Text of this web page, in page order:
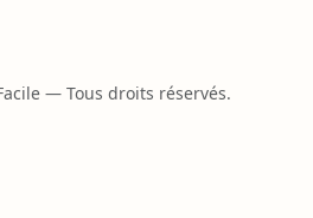
— Tous droits réservés.